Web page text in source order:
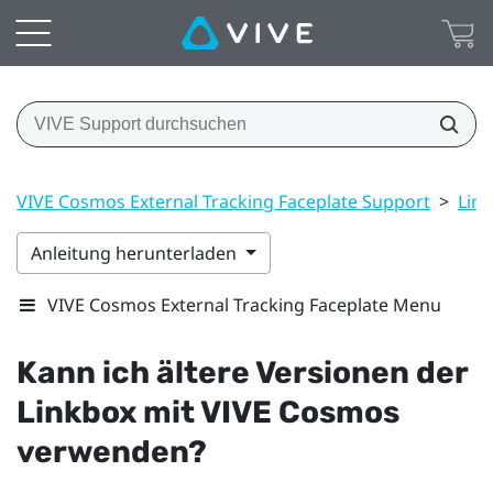
VIVE Cosmos External Tracking Faceplate Support >
Anleitung herunterladen
VIVE Cosmos External Tracking Faceplate Menu
Kann ich ältere Versionen der
Linkbox mitVIVE Cosmos
verwenden?